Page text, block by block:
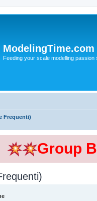
ModelingTime.com
Feeding your scale modelling passion
Frequenti)
Group